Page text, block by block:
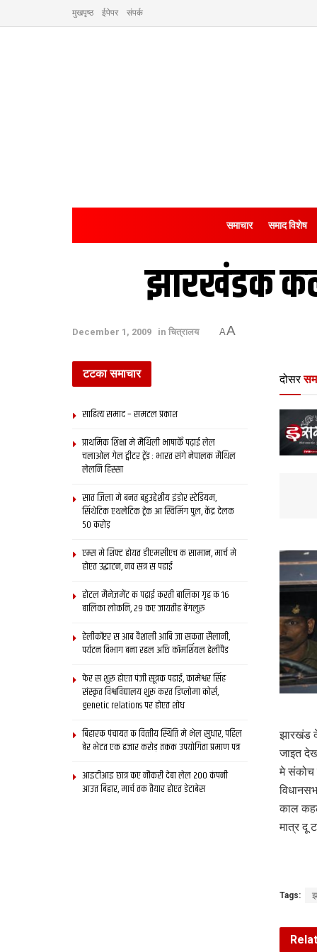
मुखपृष्ठ ईपेपर संपर्क
समाचार समाद विशेष
झारखंडक
December 1, 2009 in चित्रालय AA
दोसर
झारखंड
जाइत
मे संकोच
काल
मात्र दू
Tags:
टटका समाचार
साहित्य समाद – समटल प्रकाश
प्राथमिक शि‍क्षा मे मैथि‍ली भाषाकेँ पढ़ाई लेल
चलाओल गेल ट्वीटर ट्रेंड : भारत संगे नेपालक मैथिल
लेलनि हिस्सा
सात जिला मे बनत बहुउद्देशीय इंडोर स्‍टेडि‍यम,
सिंथेटिक एथलेटिक ट्रेक आ स्विमिंग पुल, केंद्र देलक
50 करोड़
एम्स मे शिफ्ट होयत डीएमसीएच क सामान, मार्च मे
होएत उद्घाटन, नव सत्र स पढाई
होटल मैनेजमेंट क पढ़ाई करती बालिका गृह क 16
बालिका लोकनि, 29 कए जायतीह बेंगलुरु
हेलीकॉप्टर स आब वैशाली आबि जा सकता सैलानी,
पर्यटन विभाग बना रहल अछि कॉमर्शियल हेलीपैड
फेर स शुरू होएत पंजी सूत्रक पढाई, कामेश्वर सिंह
संस्कृत विश्वविद्यालय शुरू करत डिप्लोमा कोर्स,
genetic relations पर होएत शोध
बिहारक पंचायत क वित्‍तीय स्थिति मे भेल सुधार, पहिल
बेर भेटत एक हजार करोड़ तकक उपयोगिता प्रमाण पत्र
आइटीआइ छात्र कए नौकरी देबा लेल 200 कंपनी
आउत बिहार, मार्च तक तैयार होएत डेटाबेस